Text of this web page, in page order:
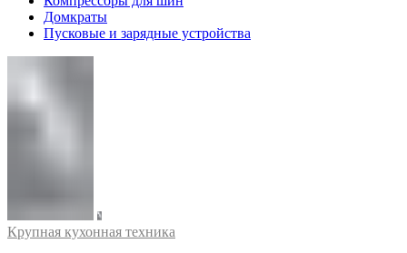
Домкраты
Пусковые и зарядные устройства
Крупная кухонная техника